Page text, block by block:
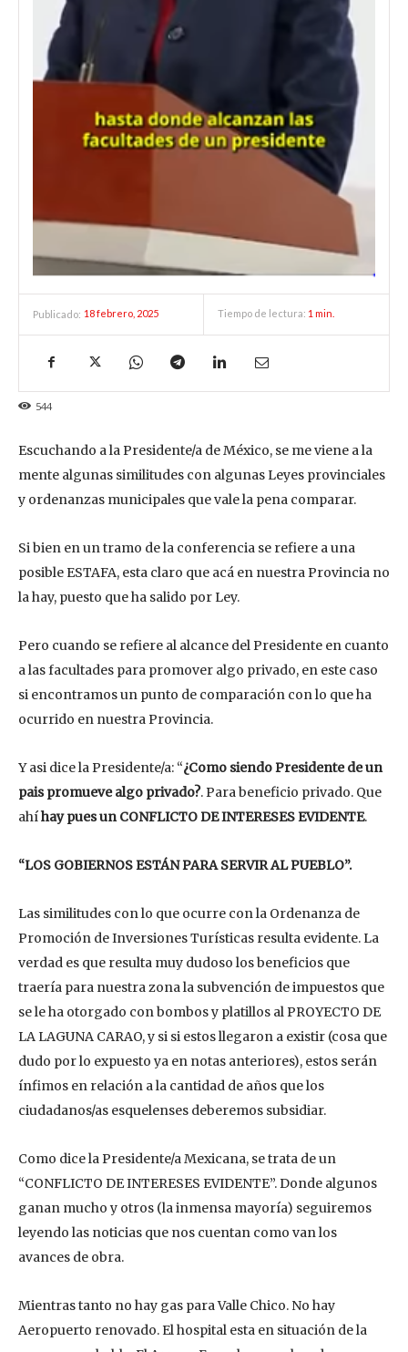
Publicado: 18 febrero, 2025 Tiempo de lectura: 1 min.
544
Escuchando a la Presidente/a de México, se me viene a la
mente algunas similitudes con algunas Leyes provinciales
y ordenanzas municipales que vale la pena comparar.
Si bien en un tramo de la conferencia se refiere a una
posible ESTAFA, esta claro que acá en nuestra Provincia no
la hay, puesto que ha salido por Ley.
Pero cuando se refiere al alcance del Presidente en cuanto
a las facultades para promover algo privado, en este caso
si encontramos un punto de comparación con lo que ha
ocurrido en nuestra Provincia.
Y asi dice la Presidente/a: “¿Como siendo Presidente de un
pais promueve algo privado?. Para beneficio privado. Que
ahíhay pues un CONFLICTO DE INTERESES EVIDENTE.
“LOS GOBIERNOS ESTÁN PARA SERVIR AL PUEBLO”.
Las similitudes con lo que ocurre con la Ordenanza de
Promoción de Inversiones Turísticas resulta evidente. La
verdad es que resulta muy dudoso los beneficios que
traería para nuestra zona la subvención de impuestos que
se le ha otorgado con bombos y platillos al PROYECTO DE
LA LAGUNA CARAO, y si si estos llegaron a existir (cosa que
dudo por lo expuesto ya en notas anteriores), estos serán
ínfimos en relación a la cantidad de años que los
ciudadanos/as esquelenses deberemos subsidiar.
Como dice la Presidente/a Mexicana, se trata de un
“CONFLICTO DE INTERESES EVIDENTE”. Donde algunos
ganan mucho y otros (la inmensa mayoría) seguiremos
leyendo las noticias que nos cuentan como van los
avances de obra.
Mientras tanto no hay gas para Valle Chico. No hay
Aeropuerto renovado. El hospital esta en situación de la